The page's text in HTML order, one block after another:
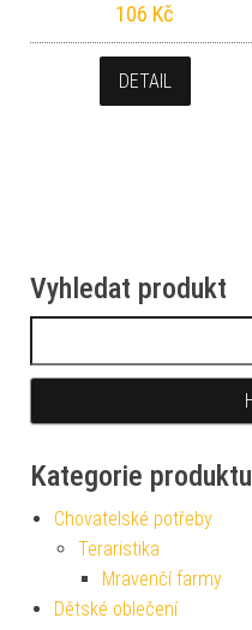
106 Kč
DETAIL
Vyhledat produkt
Kategorie produktu
Chovatelské potřeby
Teraristika
Mravenčí farmy
Dětské oblečení